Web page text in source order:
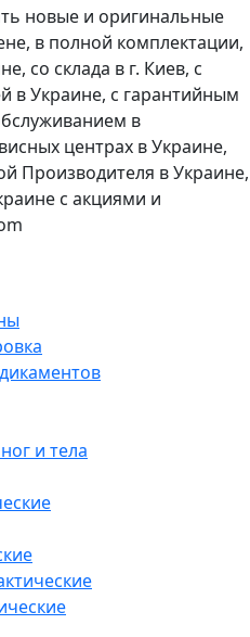
новые и оригинальные
в полной комплектации,
со склада в г. Киев, с
в Украине, с гарантийным
в
центрах в Украине,
Производителя в Украине,
с акциями и
и тела